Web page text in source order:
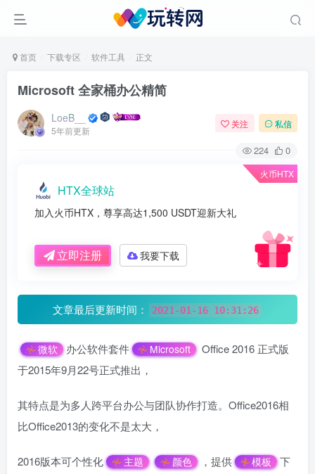
首页 下载专区 软件工具 正文
Microsoft 全家桶办公精简
LoeB__
5年前更新
关注 私信
224 0
火币HTX
HTX全球站
加入火币HTX，尊享高达1,500 USDT迎新大礼
立即注册 我要下载
文章最后更新时间： 2021-01-16 10:31:26
微软 办公软件套件 Microsoft
Office 2016 正式版
于2015年9月22号正式推出，
其特点是为多人跨平台办公与团队协作打造。Office2016相
比Office2013的变化不是太大，
2016版本可个性化 主题 颜色 ，提供 模板
下